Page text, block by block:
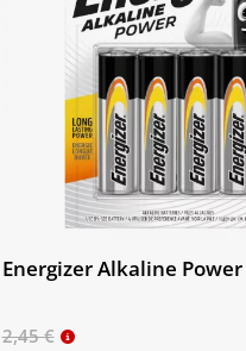
Energizer Alkaline Power
2,45 €